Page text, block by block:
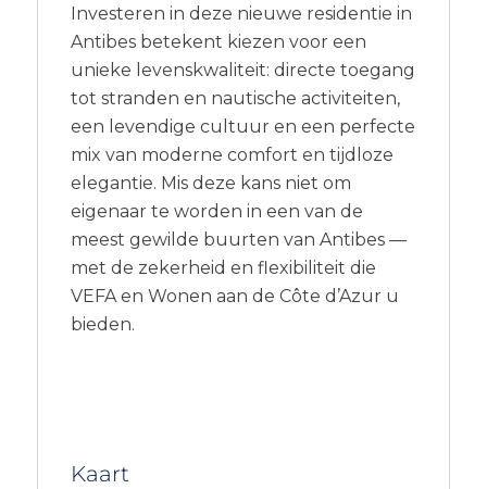
Investeren in deze nieuwe residentie in
Antibes betekent kiezen voor een
unieke levenskwaliteit: directe toegang
tot stranden en nautische activiteiten,
een levendige cultuur en een perfecte
mix van moderne comfort en tijdloze
elegantie. Mis deze kans niet om
eigenaar te worden in een van de
meest gewilde buurten van Antibes —
met de zekerheid en flexibiliteit die
VEFA en Wonen aan de Côte d’Azur u
bieden.
Kaart